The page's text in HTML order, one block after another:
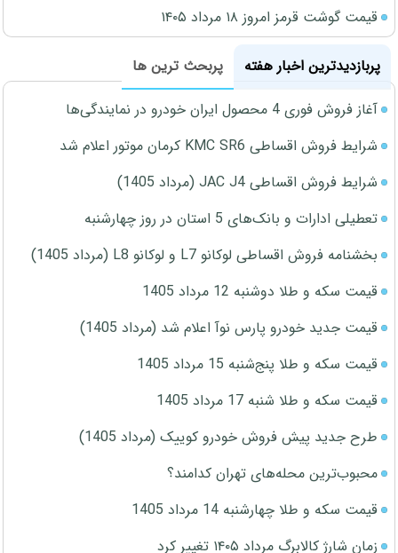
قیمت گوشت قرمز امروز ۱۸ مرداد ۱۴۰۵
پربازدیدترین اخبار هفته
پربحث ترین ها
آغاز فروش فوری 4 محصول ایران خودرو در نمایندگی‌ها
شرایط فروش اقساطی KMC SR6 کرمان موتور اعلام شد
شرایط فروش اقساطی JAC J4 (مرداد 1405)
تعطیلی ادارات و بانک‌های 5 استان در روز چهارشنبه
بخشنامه فروش اقساطی لوکانو L7 و لوکانو L8 (مرداد 1405)
قیمت سکه و طلا دوشنبه 12 مرداد 1405
قیمت جدید خودرو پارس نوآ اعلام شد (مرداد 1405)
قیمت سکه و طلا پنج‌شنبه 15 مرداد 1405
قیمت سکه و طلا شنبه 17 مرداد 1405
طرح جدید پیش فروش خودرو کوییک (مرداد 1405)
محبوب‌ترین محله‌های تهران کدامند؟
قیمت سکه و طلا چهارشنبه 14 مرداد 1405
زمان شارژ کالابرگ مرداد ۱۴۰۵ تغییر کرد